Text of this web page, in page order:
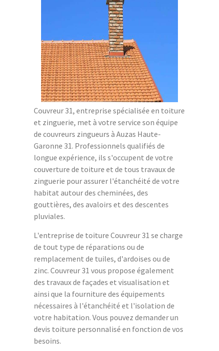
Couvreur 31, entreprise spécialisée en toiture
et zinguerie, met à votre service son équipe
de couvreurs zingueurs à Auzas Haute-
Garonne 31. Professionnels qualifiés de
longue expérience, ils s'occupent de votre
couverture de toiture et de tous travaux de
zinguerie pour assurer l'étanchéité de votre
habitat autour des cheminées, des
gouttières, des avaloirs et des descentes
pluviales.
L'entreprise de toiture Couvreur 31 se charge
de tout type de réparations ou de
remplacement de tuiles, d'ardoises ou de
zinc. Couvreur 31 vous propose également
des travaux de façades et visualisation et
ainsi que la fourniture des équipements
nécessaires à l'étanchéité et l'isolation de
votre habitation. Vous pouvez demander un
devis toiture personnalisé en fonction de vos
besoins.